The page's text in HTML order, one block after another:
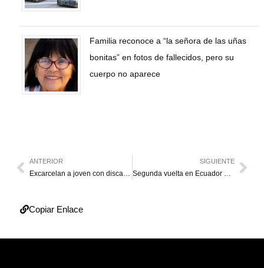
Familia reconoce a “la señora de las uñas
bonitas” en fotos de fallecidos, pero su
cuerpo no aparece
ANTERIOR SIGUIENTE
Copiar Enlace